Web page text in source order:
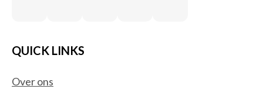
QUICK LINKS
Over ons